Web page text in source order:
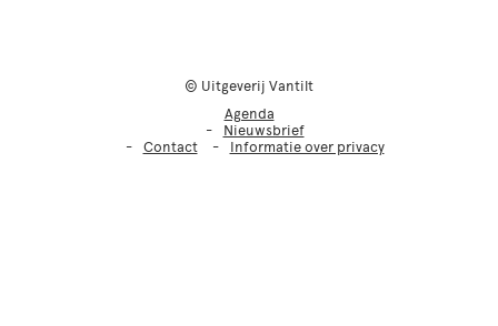
© Uitgeverij Vantilt
Agenda
Nieuwsbrief
Contact
Informatie over privacy